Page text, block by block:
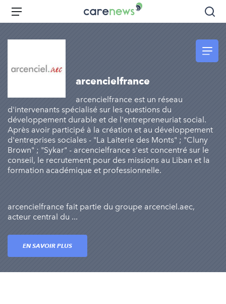
Aller
principal
Carenews,
Le
l'engagement
Menu
arcencielfrance
arcencielfrance est un réseau
d'intervenants spécialisé sur les questions du
développement durable et de l'entrepreneuriat social.
Après avoir participé à la création et au développement
d'entreprises sociales - "La Laiterie des Monts" ; "Cluny
Brown" ; "Sykar" - arcencielfrance s'est concentré sur le
conseil, le recrutement pour des missions au Liban et la
formation académique et professionnelle.
arcencielfrance fait partie du groupe arcenciel.aec,
acteur central du ...
EN SAVOIR PLUS